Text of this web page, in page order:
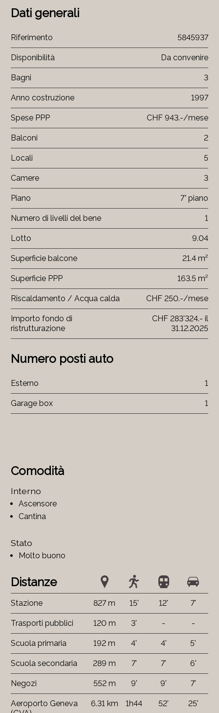
Comodità
Interno
Ascensore
Cantina
Stato
Molto buono
Distanze
Stazione 827 m 15' 12' 7'
Trasporti pubblici 120 m 3' - -
Scuola primaria 192 m 4' 4' 5'
Scuola secondaria 289 m 7' 7' 6'
Negozi 552 m 9' 9' 7'
Aeroporto Geneva
6.31 km 1h44 52' 25'
Dati generali
Riferimento 5845937
Disponibilità Da convenire
Bagni 3
Anno costruzione 1997
Spese PPP CHF 943.-/mese
Balconi 2
Locali 5
Camere 3
Piano 7° piano
Numero di livelli del bene 1
Lotto 9.04
Superficie balcone 21.4 m²
Superficie PPP 163.5 m²
Riscaldamento / Acqua calda CHF 250.-/mese
Importo fondo di
ristrutturazione
CHF 283'324.- il
31.12.2025
Numero posti auto
Esterno 1
Garage box 1